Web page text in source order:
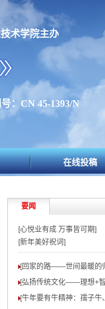
术学院主办
：CN 45-1393/N
在线投稿
要闻
[心悦业有成 万事皆可期]
[新年美好祝词]
[回家的路——世间最暖的
[弘扬传统文化——理想+
[牛年要有牛精神：孺子牛